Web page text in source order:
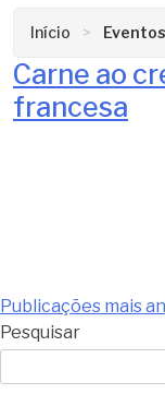
Início Eventos
Carne ao
francesa
Navegação
por
posts
Publicações mais
Pesquisar